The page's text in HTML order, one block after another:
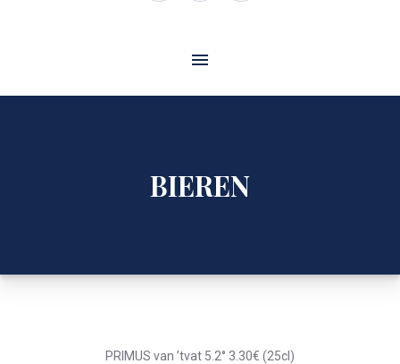
BIEREN
PRIMUS van ’tvat 5.2° 3.30€ (25cl)